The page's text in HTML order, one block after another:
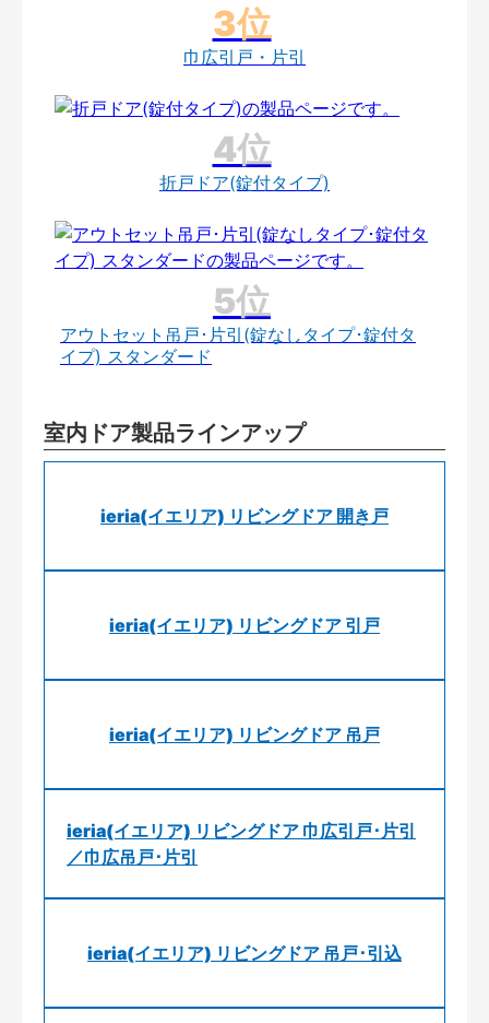
巾広引戸・片引
折戸ドア(錠付タイプ)
アウトセット吊戸･片引(錠なしタイプ･錠付タ
イプ) スタンダード
室内ドア製品ラインアップ
ieria(イエリア) リビングドア 開き戸
ieria(イエリア) リビングドア 引戸
ieria(イエリア) リビングドア 吊戸
ieria(イエリア) リビングドア 巾広引戸･片引
／巾広吊戸･片引
ieria(イエリア) リビングドア 吊戸･引込